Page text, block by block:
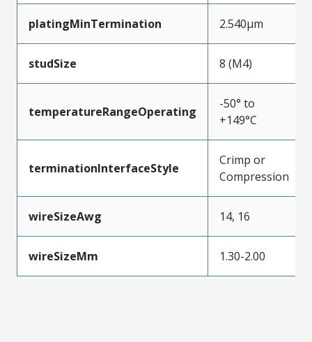
platingMinTermination 2.540µm
studSize 8 (M4)
temperatureRangeOperating
-50° to
+149°C
terminationInterfaceStyle
Crimp or
Compression
wireSizeAwg 14, 16
wireSizeMm 1.30-2.00